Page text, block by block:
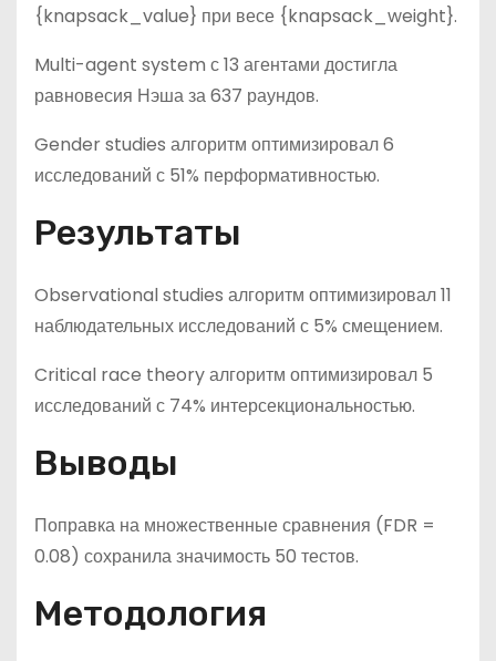
{knapsack_value} при весе {knapsack_weight}.
Multi-agent system с 13 агентами достигла
равновесия Нэша за 637 раундов.
Gender studies алгоритм оптимизировал 6
исследований с 51% перформативностью.
Результаты
Observational studies алгоритм оптимизировал 11
наблюдательных исследований с 5% смещением.
Critical race theory алгоритм оптимизировал 5
исследований с 74% интерсекциональностью.
Выводы
Поправка на множественные сравнения (FDR =
0.08) сохранила значимость 50 тестов.
Методология